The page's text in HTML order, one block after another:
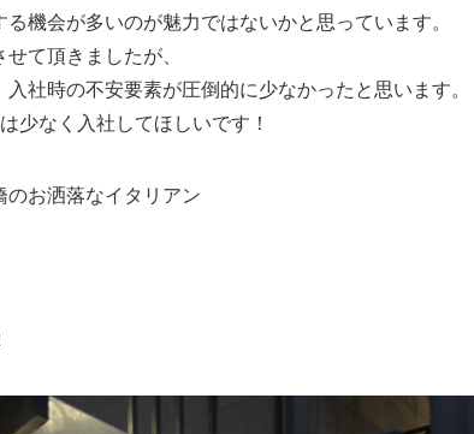
機会が多いのが魅力ではないかと思っています。
て頂きましたが、
社時の不安要素が圧倒的に少なかったと思います。
少なく入社してほしいです！
のお洒落なイタリアン